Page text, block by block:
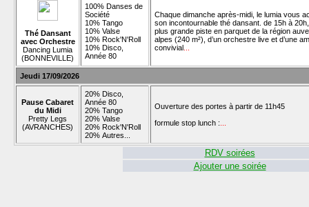
Thé Dansant
avec Orchestre
Dancing Lumia
(BONNEVILLE)
100% Danses de
Société
10% Tango
10% Valse
10% Rock'N'Roll
10% Disco,
Année 80
Chaque dimanche après-midi, le lumia vous
son incontournable thé dansant. de 15h à
plus grande piste en parquet de la région
alpes (240 m²), d’un orchestre live et d’une
convivial
Jeudi 17/09/2026
Pause Cabaret
du Midi
Pretty Legs
(AVRANCHES)
20% Disco,
Année 80
20% Tango
20% Valse
20% Rock'N'Roll
20% Autres...
Ouverture des portes à partir de 11h45
formule stop lunch :
RDV soirées
Ajouter une soirée